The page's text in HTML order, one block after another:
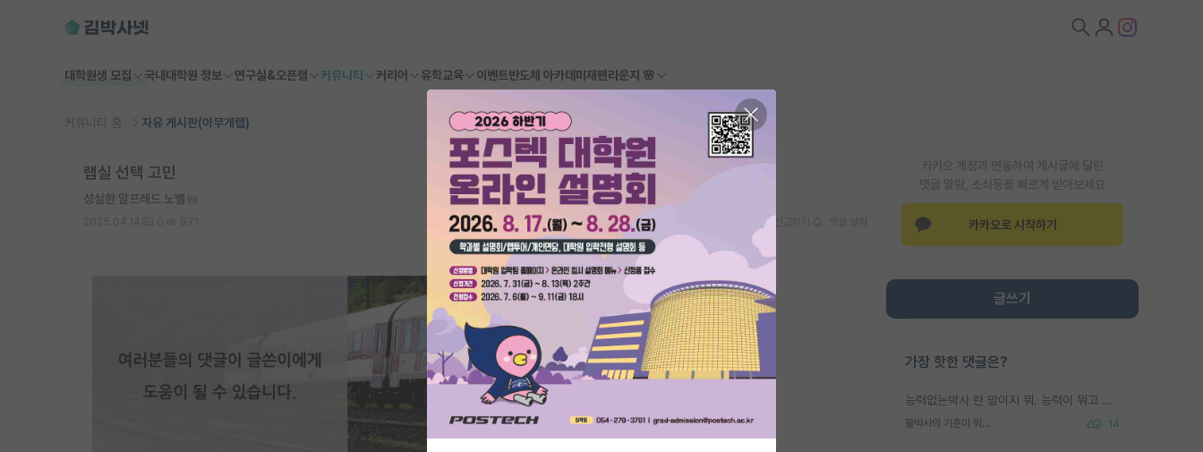
대학원생 모집 국내대학원 정보 연구실&오픈랩 커뮤니티 커리어 유학교육 이벤트반도체 아카데미 재팬라운지 🌸
커뮤니티 홈 자유 게시판(아무개랩)
카카오 계정과 연동하여 게시글에 달린
댓글 알람, 소식등을 빠르게 받아보세요
카카오로 시작하기
글쓰기
가장 핫한 댓글은?
능력없는박사 란 말이지 뭐. 능력이 뭐고 능력이 있다는게 뭔지는 사람마다 기준이 다르니까 얘기해봐야 서로 자기 기준만 얘기해서 논쟁이 끝이 안나고. 주위에서 능력있고 야심있는 신입생이 교수가 유의미한 피드백을 아예 안주면서 제대로된 과제에 참여해볼 기회도 제공하지 않고 잡일 뺑뺑이만 돌려서 맨날 단순작업만 하면서 밤새다가 눈빛이 점점 죽어가는걸 본 사람은 물박사는 교수탓이라고 하고, 교수는 이것저것 알려도 주고 기회도 주고 사수 동기 붙여주면서 어떻게든 끌고가려고 하는데 본인이 매일 뺀질거리면서 출근 하는둥마는둥 하다가 기껏 와서도 폰이나 쳐다보다가 실험 망치고 저녁약속있어서 먼저 가볼게요~ 하는걸 본 사람은 물박사는 본인탓이라고 함.
물박사의 기준이 뭐임? 14
랩실 선택 고민
성실한 알프레드 노벨